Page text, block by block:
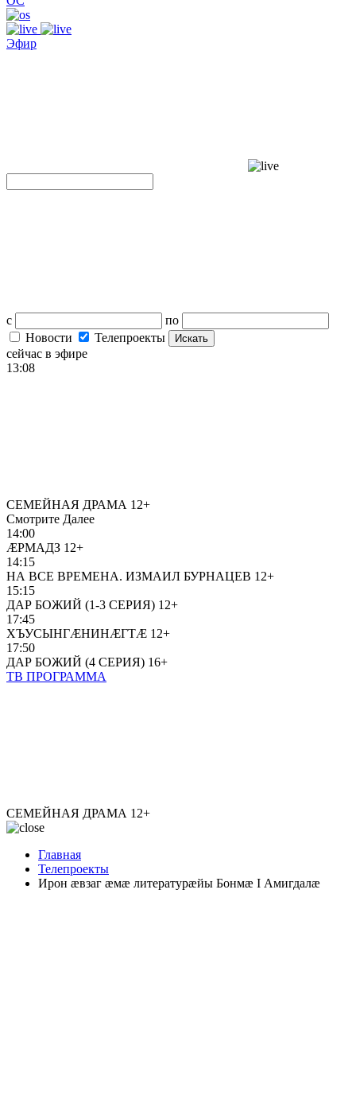
Эфир
с
по
Новости
Телепроекты Искать
сейчас в эфире
13:08
СЕМЕЙНАЯ ДРАМА 12+
Смотрите Далее
14:00
ÆРМАДЗ 12+
14:15
НА ВСЕ ВРЕМЕНА. ИЗМАИЛ БУРНАЦЕВ 12+
15:15
ДАР БОЖИЙ (1-3 СЕРИЯ) 12+
17:45
ХЪУСЫНГÆНИНÆГТÆ 12+
17:50
ДАР БОЖИЙ (4 СЕРИЯ) 16+
ТВ ПРОГРАММА
СЕМЕЙНАЯ ДРАМА 12+
Главная
Телепроекты
Ирон æвзаг æмæ литературæйы Бонмæ I Амигдалæ